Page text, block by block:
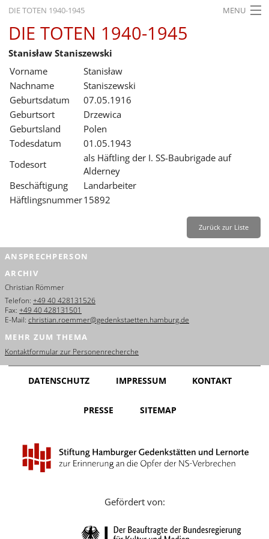
DIE TOTEN 1940-1945 MENU
STARTSEITE
AKTUELLES
AUSSTELLUNGEN
GESCHICHTE
BILDUNG
SERVICE
Deutsch Zurück
Deutsch
Français
Dansk
Español
Italiano
Português
Yкраїнський
Русский
Gebärdensprache
DIE TOTEN 1940-1945
Stanisław Staniszewski
Vorname
Stanisław
Nachname
Staniszewski
Geburtsdatum
07.05.1916
Geburtsort
Drzewica
Geburtsland
Polen
Todesdatum
01.05.1943
Todesort
als Häftling der I. SS-Baubrigade auf
Alderney
Beschäftigung
Landarbeiter
Häftlingsnummer15892
Zurück zur Liste
ANSPRECHPERSON
ARCHIV
Christian Römmer
Telefon: +49 40 428131526
Fax: +49 40 428131501
E-Mail: christian.roemmer@gedenkstaetten.hamburg.de
MEHR ZUM THEMA
Kontaktformular zur Personenrecherche
DATENSCHUTZ IMPRESSUM KONTAKT
PRESSE SITEMAP
Gefördert von: